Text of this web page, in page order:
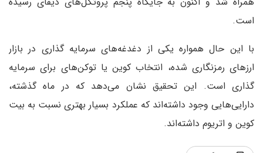
است.
با این حال همواره یکی از دغدغه‌های سرمایه گذاری در بازار
ارزهای رمزنگاری شده، انتخاب کوین یا توکن‌های برای سرمایه
گذاری است. این تحقیق نشان می‌دهد که در ماه گذشته،
دارایی‌هایی وجود داشته‌اند که عملکرد بسیار بهتری نسبت به بیت
کوین و اتریوم داشته‌اند.